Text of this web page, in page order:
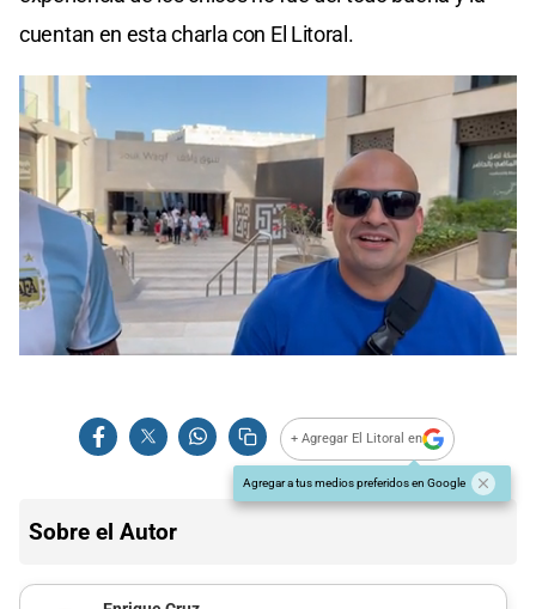
cuentan en esta charla con El Litoral.
+ Agregar El Litoral en
Agregar a tus medios preferidos en Google
Sobre el Autor